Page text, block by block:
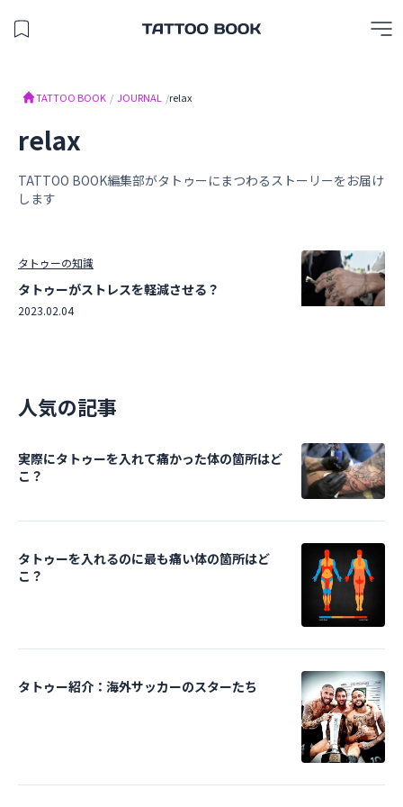
保存したスタジオを見る
TATTOO BOOK / JOURNAL /relax
relax
TATTOO BOOK編集部がタトゥーにまつわるストーリーをお届け
します
タトゥーの知識
タトゥーがストレスを軽減させる？
2023.02.04
人気の記事
実際にタトゥーを入れて痛かった体の箇所はど
こ？
タトゥーを入れるのに最も痛い体の箇所はど
こ？
タトゥー紹介：海外サッカーのスターたち